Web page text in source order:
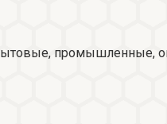
промышленные,